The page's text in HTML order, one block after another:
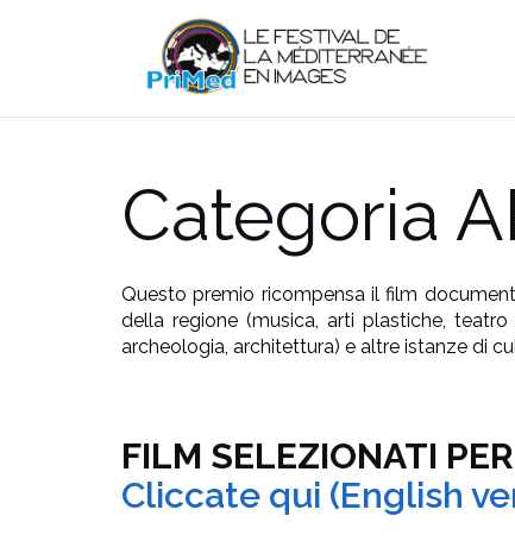
Categoria
Questo premio ricompensa il film
della regione (musica, arti plastiche,
archeologia, architettura) e altre istanze di
FILM SELEZIONATI
Cliccate qui (English